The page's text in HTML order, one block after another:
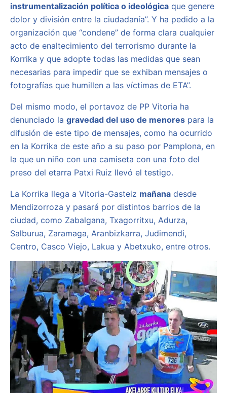
instrumentalización política o ideológica que genere
dolor y división entre la ciudadanía”. Y ha pedido a la
organización que “condene” de forma clara cualquier
acto de enaltecimiento del terrorismo durante la
Korrika y que adopte todas las medidas que sean
necesarias para impedir que se exhiban mensajes o
fotografías que humillen a las víctimas de ETA”.
Del mismo modo, el portavoz de PP Vitoria ha
denunciado la gravedad del uso de menores para la
difusión de este tipo de mensajes, como ha ocurrido
en la Korrika de este año a su paso por Pamplona, en
la que un niño con una camiseta con una foto del
preso del etarra Patxi Ruiz llevó el testigo.
La Korrika llega a Vitoria-Gasteiz mañana desde
Mendizorroza y pasará por distintos barrios de la
ciudad, como Zabalgana, Txagorritxu, Adurza,
Salburua, Zaramaga, Aranbizkarra, Judimendi,
Centro, Casco Viejo, Lakua y Abetxuko, entre otros.